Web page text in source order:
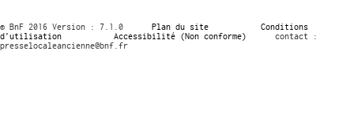
© BnF 2016 Version : 7.1.0 Plan du site
Conditions
d’utilisation
Accessibilité (Non conforme)
contact :
presselocaleancienne@bnf.fr